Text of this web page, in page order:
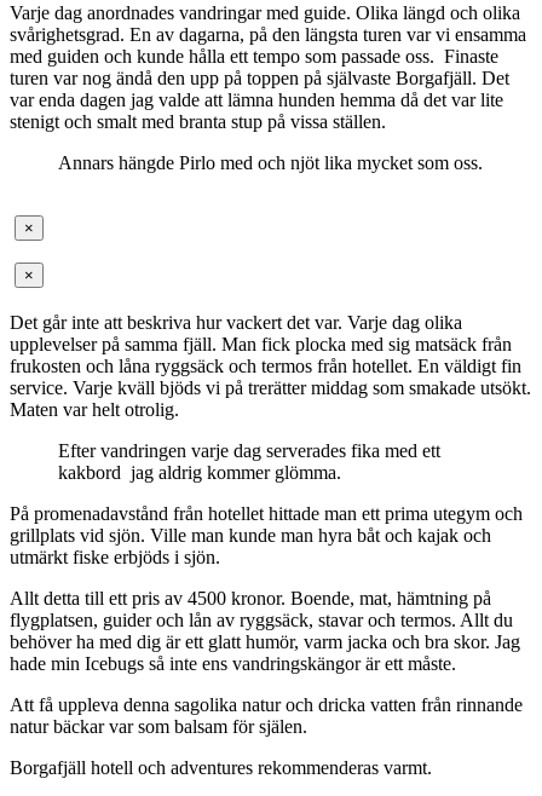
Varje dag anordnades vandringar med guide. Olika längd och olika
svårighetsgrad. En av dagarna, på den längsta turen var vi ensamma
med guiden och kunde hålla ett tempo som passade oss. Finaste
turen var nog ändå den upp på toppen på självaste Borgafjäll. Det
var enda dagen jag valde att lämna hunden hemma då det var lite
stenigt och smalt med branta stup på vissa ställen.
Annars hängde Pirlo med och njöt lika mycket som oss.
×
×
Det går inte att beskriva hur vackert det var. Varje dag olika
upplevelser på samma fjäll. Man fick plocka med sig matsäck från
frukosten och låna ryggsäck och termos från hotellet. En väldigt fin
service. Varje kväll bjöds vi på trerätter middag som smakade utsökt.
Maten var helt otrolig.
Efter vandringen varje dag serverades fika med ett
kakbord jag aldrig kommer glömma.
På promenadavstånd från hotellet hittade man ett prima utegym och
grillplats vid sjön. Ville man kunde man hyra båt och kajak och
utmärkt fiske erbjöds i sjön.
Allt detta till ett pris av 4500 kronor. Boende, mat, hämtning på
flygplatsen, guider och lån av ryggsäck, stavar och termos. Allt du
behöver ha med dig är ett glatt humör, varm jacka och bra skor. Jag
hade min Icebugs så inte ens vandringskängor är ett måste.
Att få uppleva denna sagolika natur och dricka vatten från rinnande
natur bäckar var som balsam för själen.
Borgafjäll hotell och adventures rekommenderas varmt.